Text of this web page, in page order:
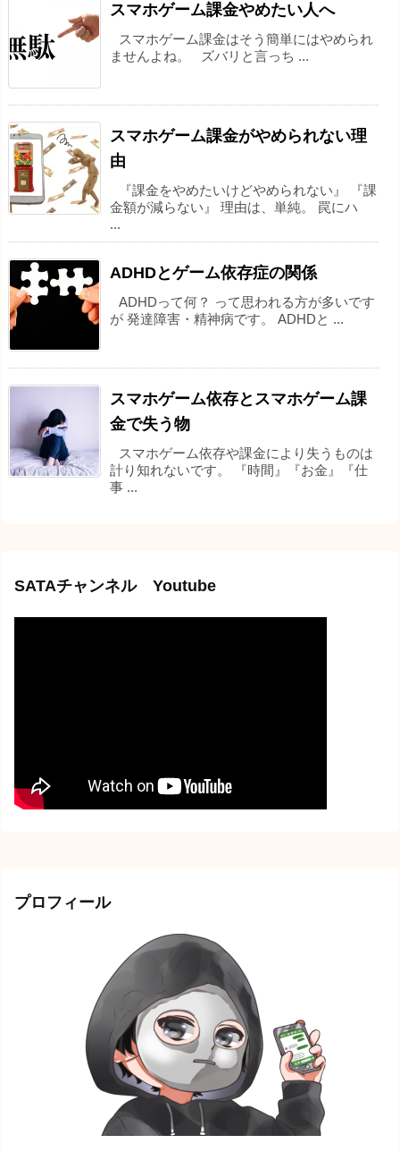
スマホゲーム課金やめたい人へ
スマホゲーム課金はそう簡単にはやめられ
ませんよね。 ズバリと言っち ...
スマホゲーム課金がやめられない理
由
『課金をやめたいけどやめられない』 『課
金額が減らない』 理由は、単純。 罠にハ
...
ADHDとゲーム依存症の関係
ADHDって何？ って思われる方が多いです
が 発達障害・精神病です。 ADHDと ...
スマホゲーム依存とスマホゲーム課
金で失う物
スマホゲーム依存や課金により失うものは
計り知れないです。 『時間』『お金』『仕
事 ...
SATAチャンネル Youtube
プロフィール